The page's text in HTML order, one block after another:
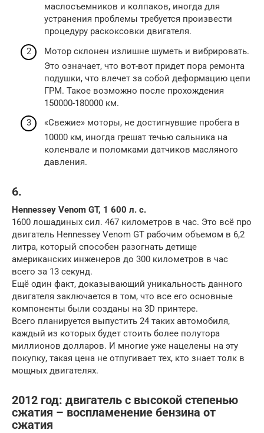
маслосъемников и колпаков, иногда для
устранения проблемы требуется произвести
процедуру раскоксовки двигателя.
Мотор склонен излишне шуметь и вибрировать.
Это означает, что вот-вот придет пора ремонта
подушки, что влечет за собой деформацию цепи
ГРМ. Такое возможно после прохождения
150000-180000 км.
«Свежие» моторы, не достигнувшие пробега в
10000 км, иногда грешат течью сальника на
коленвале и поломками датчиков масляного
давления.
6.
Hennessey Venom GT, 1 600 л. с.
1600 лошадиных сил. 467 километров в час. Это всё про
двигатель Hennessey Venom GT рабочим объемом в 6,2
литра, который способен разогнать детище
американских инженеров до 300 километров в час
всего за 13 секунд.
Ещё один факт, доказывающий уникальность данного
двигателя заключается в том, что все его основные
компоненты были созданы на 3D принтере.
Всего планируется выпустить 24 таких автомобиля,
каждый из которых будет стоить более полутора
миллионов долларов. И многие уже нацелены на эту
покупку, такая цена не отпугивает тех, кто знает толк в
мощных двигателях.
2012 год: двигатель с высокой степенью
сжатия – воспламенение бензина от
сжатия